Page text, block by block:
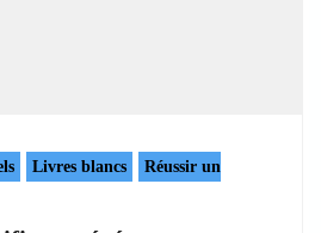
Livres blancs
Réussir un